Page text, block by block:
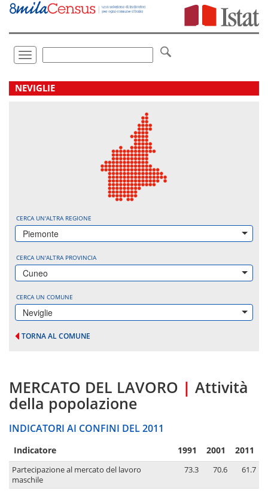
Vai
direttamente
Toggle
navigation
.
NEVIGLIE
CERCA UN'ALTRA REGIONE
Piemonte
CERCA UN'ALTRA PROVINCIA
Cuneo
CERCA UN COMUNE
Neviglie
TORNA AL COMUNE
MERCATO DEL LAVORO | Attività
della popolazione
INDICATORI AI CONFINI DEL 2011
Indicatore 1991 2001 2011
Partecipazione al mercato del lavoro
maschile
73.3 70.6 61.7